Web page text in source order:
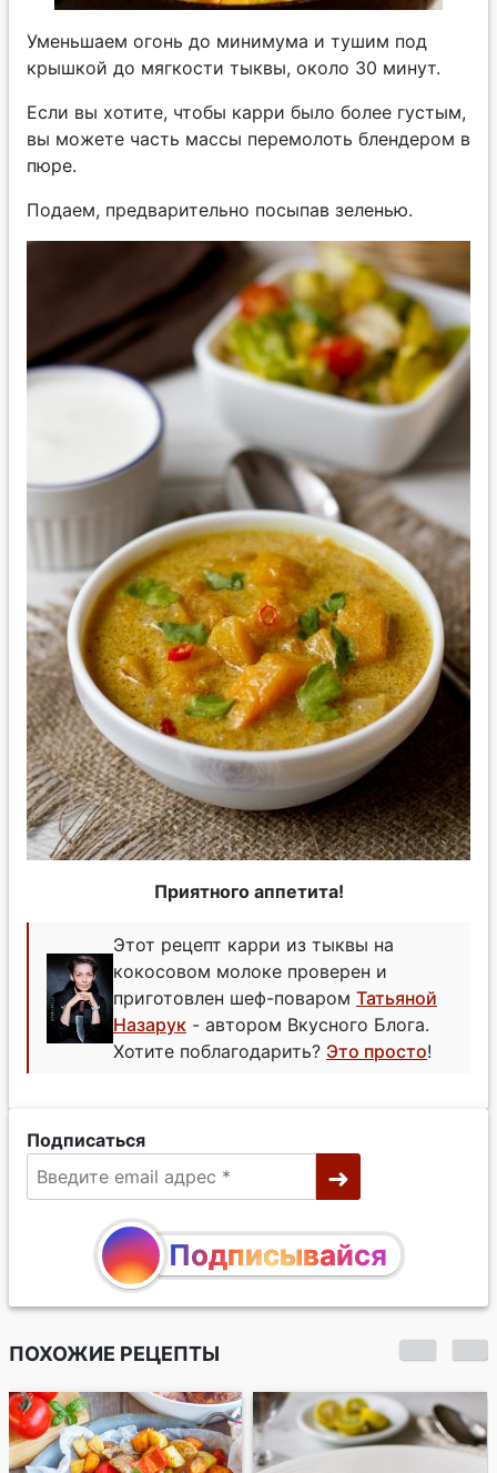
Уменьшаем огонь до минимума и тушим под
крышкой до мягкости тыквы, около 30 минут.
Если вы хотите, чтобы карри было более густым,
вы можете часть массы перемолоть блендером в
пюре.
Подаем, предварительно посыпав зеленью.
Приятного аппетита!
Этот рецепт карри из тыквы на
кокосовом молоке проверен и
приготовлен шеф-поваром Татьяной
Назарук - автором Вкусного Блога.
Хотите поблагодарить? Это просто!
Подписаться
Подписывайся
ПОХОЖИЕ РЕЦЕПТЫ
Острое рыбное рагу
на кокосовом
молоке